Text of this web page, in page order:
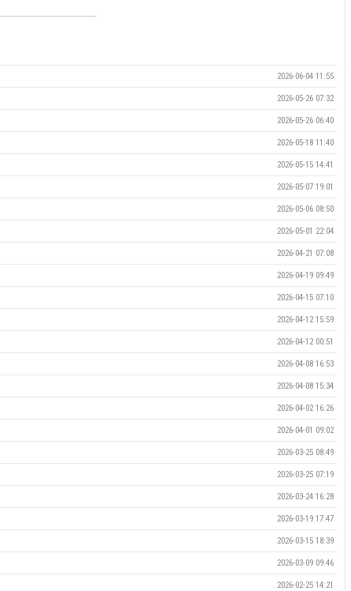
2026-06-04 11:55
2026-05-26 07:32
2026-05-26 06:40
2026-05-18 11:40
2026-05-15 14:41
2026-05-07 19:01
2026-05-06 08:50
2026-05-01 22:04
2026-04-21 07:08
2026-04-19 09:49
2026-04-15 07:10
2026-04-12 15:59
2026-04-12 00:51
2026-04-08 16:53
2026-04-08 15:34
2026-04-02 16:26
2026-04-01 09:02
2026-03-25 08:49
2026-03-25 07:19
2026-03-24 16:28
2026-03-19 17:47
2026-03-15 18:39
2026-03-09 09:46
2026-02-25 14:21